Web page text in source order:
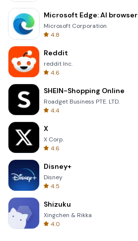
Microsoft Edge: AI browser
Microsoft Corporation
4.8
Reddit
reddit Inc.
4.6
SHEIN-Shopping Online
Roadget Business PTE. LTD.
4.4
X
X Corp.
4.6
Disney+
Disney
4.5
Shizuku
Xingchen & Rikka
4.0